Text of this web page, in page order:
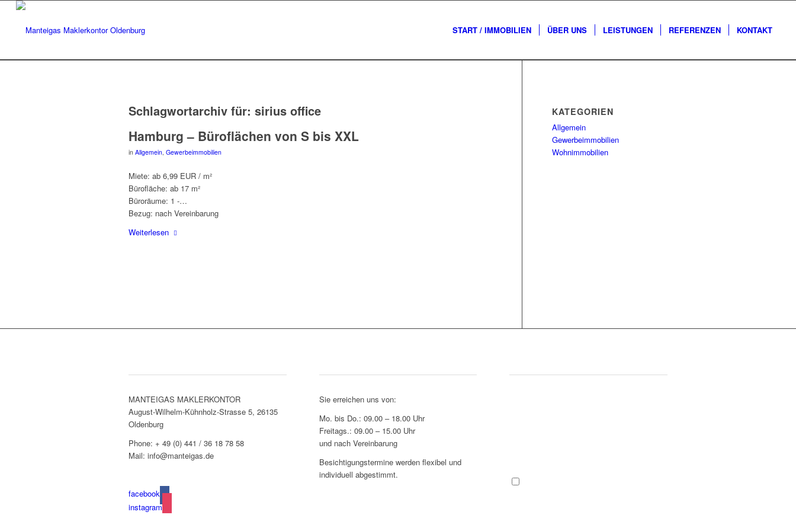
START / IMMOBILIEN ÜBER UNS LEISTUNGEN REFERENZEN KONTAKT
Schlagwortarchiv für: sirius office
Hamburg – Büroflächen von S bis XXL
in Allgemein, Gewerbeimmobilien
Miete: ab 6,99 EUR / m²
Bürofläche: ab 17 m²
Büroräume: 1 -…
Bezug: nach Vereinbarung
Weiterlesen
KATEGORIEN
Allgemein
Gewerbeimmobilien
Wohnimmobilien
MANTEIGAS MAKLERKONTOR
August-Wilhelm-Kühnholz-Strasse 5, 26135
Oldenburg
Phone: + 49 (0) 441 / 36 18 78 58
Mail: info@manteigas.de
facebook
instagram
Sie erreichen uns von:
Mo. bis Do.: 09.00 – 18.00 Uhr
Freitags.: 09.00 – 15.00 Uhr
und nach Vereinbarung
Besichtigungstermine werden flexibel und
individuell abgestimmt.